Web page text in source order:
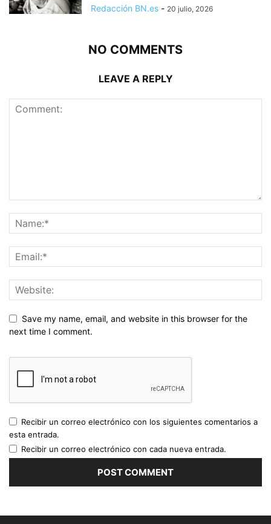
Redacción BN.es - 20 julio, 2026
NO COMMENTS
LEAVE A REPLY
Save my name, email, and website in this browser for the
next time I comment.
Recibir un correo electrónico con los siguientes comentarios a
esta entrada.
Recibir un correo electrónico con cada nueva entrada.